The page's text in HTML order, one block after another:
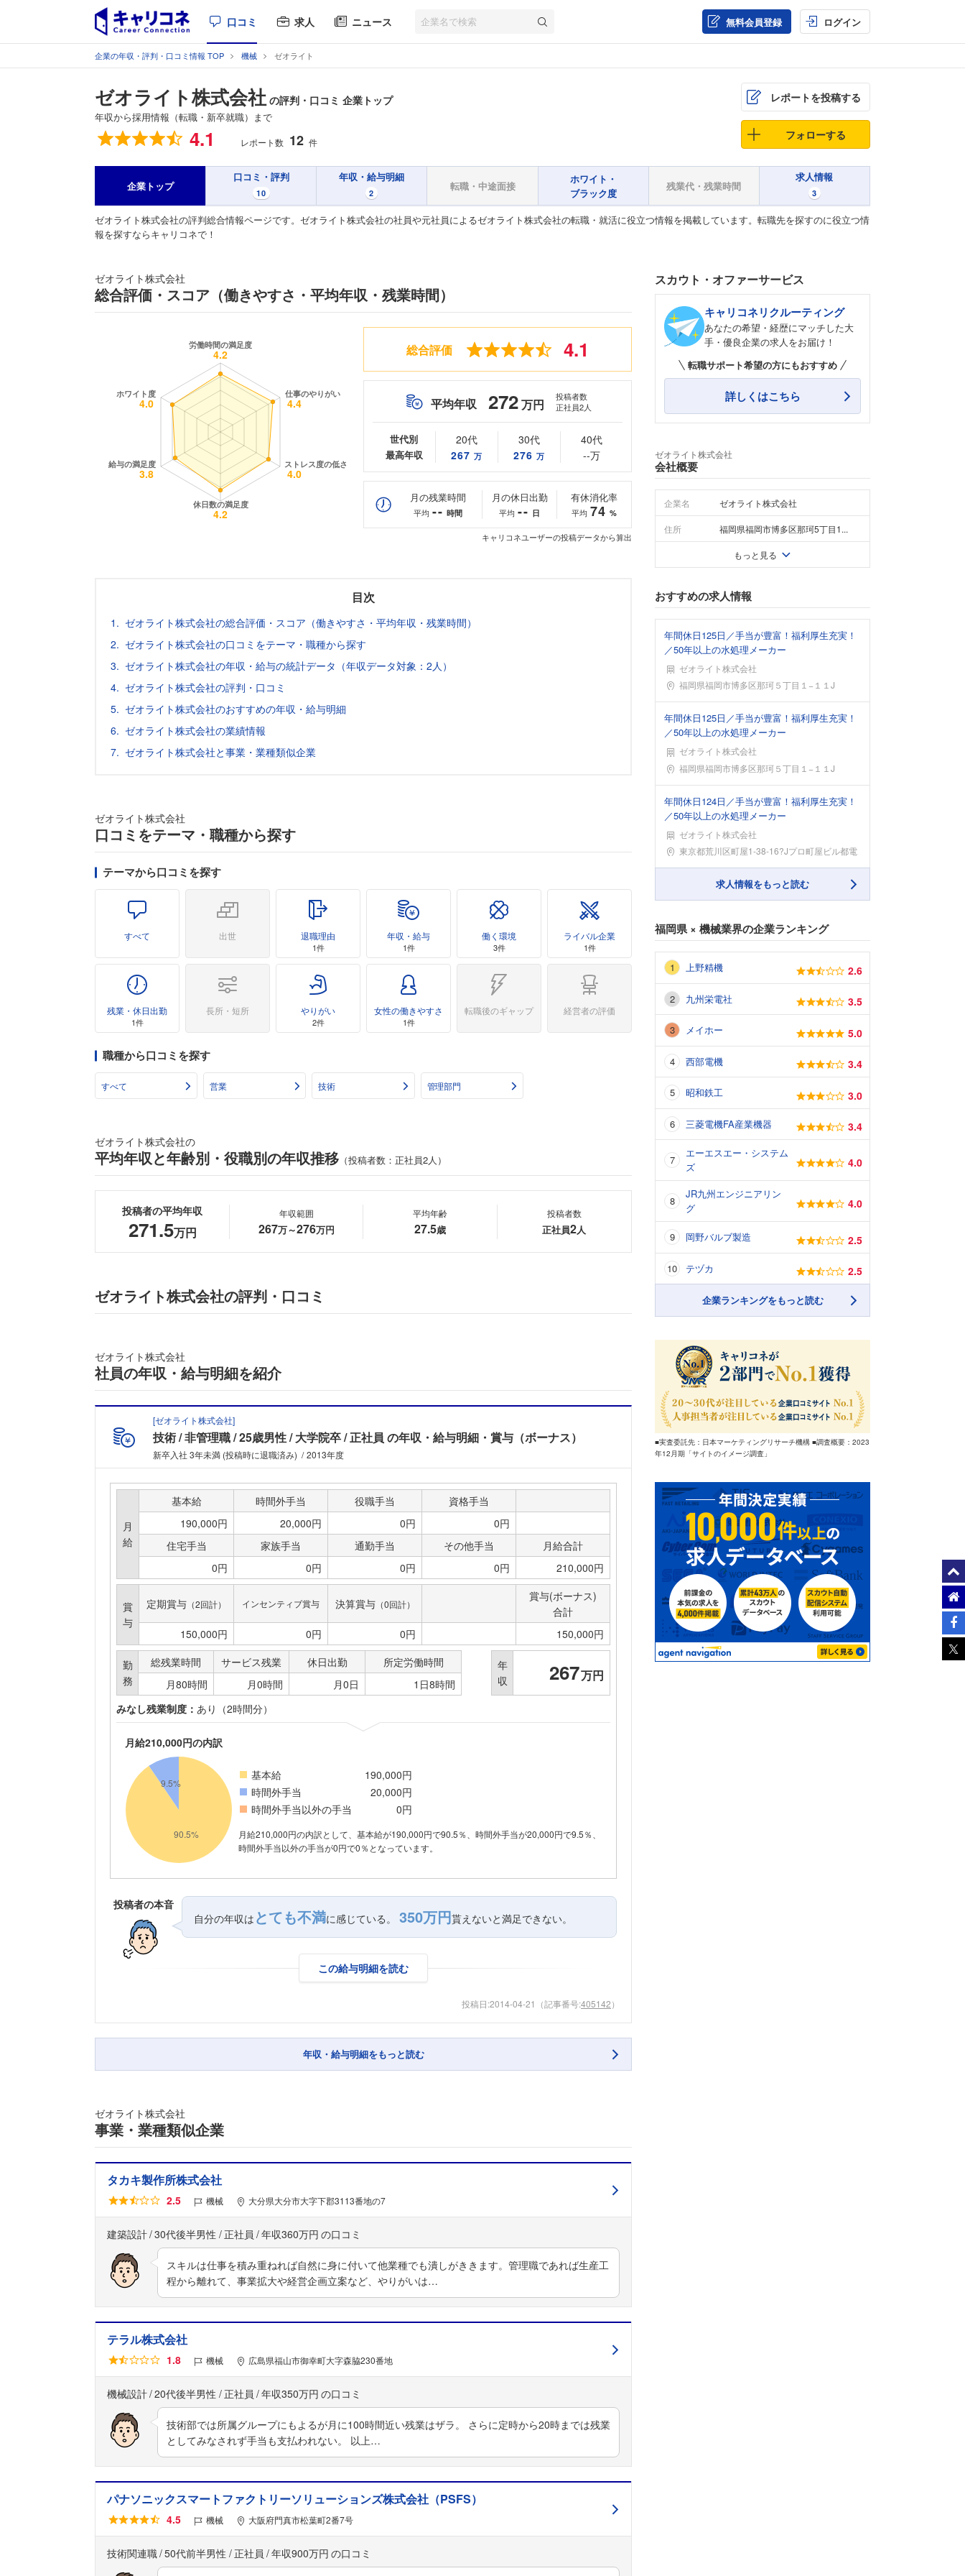
口コミ 求人 ニュース 無料会員登録 ログイン
企業の年収・評判・口コミ情報 TOP 機械 ゼオライト
ゼオライト株式会社 の評判・口コミ 企業トップ
年収から採用情報（転職・新卒就職）まで
総合評価 4.1 レポート数 12 件
レポートを投稿する
フォローする
企業トップ
口コミ・評判
10
年収・給与明細
2
転職・中途面接
ホワイト・
ブラック度
残業代・残業時間
求人情報
3
ゼオライト株式会社の評判総合情報ページです。ゼオライト株式会社の社員や元社員によるゼオライト株式会社の転職・就活に役立つ情報を掲載しています。転職先を探すのに役立つ情
報を探すならキャリコネで！
フォローしました
こちらの企業もフォローしませんか？
ゼオライト株式会社
総合評価・スコア（働きやすさ・平均年収・残業時間）
総合評価 4.1
平均年収 272万円
投稿者数
正社員2人
世代別
最高年収
20代
267 万
30代
276 万
40代
--万
月の残業時間
平均 -- 時間
月の休日出勤
平均 -- 日
有休消化率
平均 74 %
キャリコネユーザーの投稿データから算出
目次
ゼオライト株式会社の総合評価・スコア（働きやすさ・平均年収・残業時間）
ゼオライト株式会社の口コミをテーマ・職種から探す
ゼオライト株式会社の年収・給与の統計データ（年収データ対象：2人）
ゼオライト株式会社の評判・口コミ
ゼオライト株式会社のおすすめの年収・給与明細
ゼオライト株式会社の業績情報
ゼオライト株式会社と事業・業種類似企業
ゼオライト株式会社
口コミをテーマ・職種から探す
テーマから口コミを探す
すべて 出世 退職理由
1件
年収・給与
1件
働く環境
3件
ライバル企業
1件
残業・休日出勤
1件
長所・短所 やりがい
2件
女性の働きやすさ
1件
転職後のギャップ 経営者の評価
職種から口コミを探す
すべて 営業 技術 管理部門
ゼオライト株式会社の
平均年収と年齢別・役職別の年収推移 （投稿者数：正社員2人）
投稿者の平均年収
271.5万円
年収範囲
267万～276万円
平均年齢
27.5歳
投稿者数
正社員2人
ゼオライト株式会社の評判・口コミ
ゼオライト株式会社
社員の年収・給与明細を紹介
[ゼオライト株式会社]
技術 非管理職 25歳男性 大学院卒 正社員 の年収・給与明細・賞与（ボーナス）
新卒入社 3年未満 (投稿時に退職済み) 2013年度
月
給
基本給 時間外手当 役職手当
資格手当
190,000円
20,000円 0円
0円
住宅手当
家族手当 通勤手当 その他手当
月給合計
0円
0円 0円 0円 210,000円
賞
与
定期賞与 （2回計） インセンティブ賞与 決算賞与（0回計）
賞与(ボーナス)
合計
150,000円
0円 0円 150,000円
勤
務
総残業時間 サービス残業 休日出勤
所定労働時間
月80時間
月0時間 月0日 1日8時間
年
収
267万円
みなし残業制度： あり（2時間分）
月給210,000円の内訳
基本給
190,000円
時間外手当
20,000円
時間外手当以外の手当
0円
月給210,000円の内訳として、基本給が190,000円で90.5％、時間外手当が20,000円で9.5％、
時間外手当以外の手当が0円で0％となっています。
投稿者の本音
自分の年収は とても不満に感じている。 350万円貰えないと満足できない。
この給与明細を読む
投稿日:2014-04-21 （記事番号:405142）
年収・給与明細をもっと読む
ゼオライト株式会社
事業・業種類似企業
タカキ製作所株式会社
2.5 機械 大分県大分市大字下郡3113番地の7
建築設計 30代後半男性 正社員 年収360万円
スキルは仕事を積み重ねれば自然に身に付いて他業種でも潰しがききます。管理職であれば生産工
程から離れて、事業拡大や経営企画立案など、やりがいは…
テラル株式会社
1.8 機械 広島県福山市御幸町大字森脇230番地
機械設計 20代後半男性 正社員 年収350万円
技術部では所属グループにもよるが月に100時間近い残業はザラ。 さらに定時から20時までは残業
としてみなされず手当も支払われない。 以上…
パナソニックスマートファクトリーソリューションズ株式会社（PSFS）
4.5 機械 大阪府門真市松葉町2番7号
技術関連職 50代前半男性 正社員 年収900万円
スカウト・オファーサービス
キャリコネリクルーティング
あなたの希望・経歴にマッチした大
手・優良企業の求人をお届け！
転職サポート希望の方にもおすすめ
詳しくはこちら
ゼオライト株式会社
会社概要
企業名 ゼオライト株式会社
住所 福岡県福岡市博多区那珂5丁目1...
もっと見る
おすすめの求人情報
年間休日125日／手当が豊富！福利厚生充実！
／50年以上の水処理メーカー
ゼオライト株式会社
勤務地福岡県福岡市博多区那珂５丁目１−１１J
年間休日125日／手当が豊富！福利厚生充実！
／50年以上の水処理メーカー
ゼオライト株式会社
勤務地福岡県福岡市博多区那珂５丁目１−１１J
年間休日124日／手当が豊富！福利厚生充実！
／50年以上の水処理メーカー
ゼオライト株式会社
勤務地東京都荒川区町屋1-38-16?Jプロ町屋ビル都電
求人情報をもっと読む
福岡県× 機械業界の企業ランキング
上野精機 2.6
九州栄電社 3.5
メイホー 5.0
西部電機 3.4
昭和鉄工 3.0
三菱電機FA産業機器 3.4
エーエスエー・システム
ズ
4.0
JR九州エンジニアリン
グ
4.0
岡野バルブ製造 2.5
テヅカ 2.5
企業ランキングをもっと読む
■実査委託先：日本マーケティングリサーチ機構 ■調査概要：2023
年12月期「サイトのイメージ調査」